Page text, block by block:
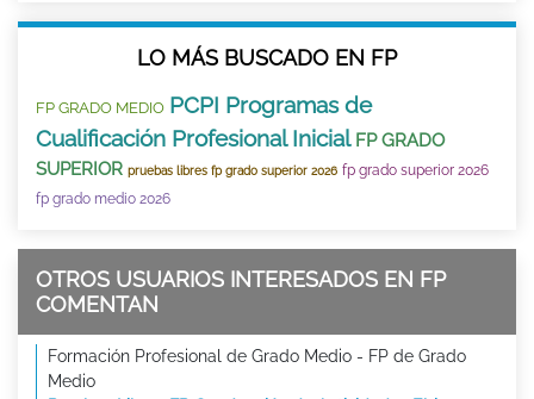
LO MÁS BUSCADO EN FP
FP GRADO MEDIO PCPI Programas de
Cualificación Profesional Inicial FP GRADO
SUPERIOR pruebas libres fp grado superior 2026 fp grado superior 2026
fp grado medio 2026
OTROS USUARIOS INTERESADOS EN FP
COMENTAN
Formación Profesional de Grado Medio - FP de Grado
Medio